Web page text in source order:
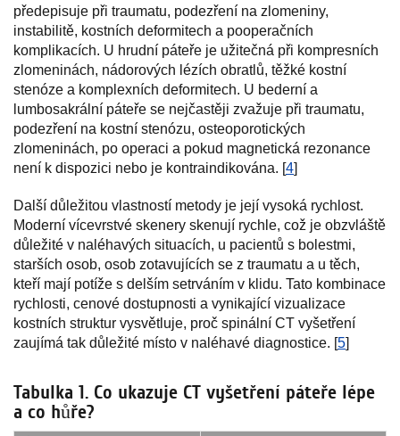
předepisuje při traumatu, podezření na zlomeniny,
instabilitě, kostních deformitech a pooperačních
komplikacích. U hrudní páteře je užitečná při kompresních
zlomeninách, nádorových lézích obratlů, těžké kostní
stenóze a komplexních deformitech. U bederní a
lumbosakrální páteře se nejčastěji zvažuje při traumatu,
podezření na kostní stenózu, osteoporotických
zlomeninách, po operaci a pokud magnetická rezonance
není k dispozici nebo je kontraindikována. [4]
Další důležitou vlastností metody je její vysoká rychlost.
Moderní vícevrstvé skenery skenují rychle, což je obzvláště
důležité v naléhavých situacích, u pacientů s bolestmi,
starších osob, osob zotavujících se z traumatu a u těch,
kteří mají potíže s delším setrváním v klidu. Tato kombinace
rychlosti, cenové dostupnosti a vynikající vizualizace
kostních struktur vysvětluje, proč spinální CT vyšetření
zaujímá tak důležité místo v naléhavé diagnostice. [5]
Tabulka 1. Co ukazuje CT vyšetření páteře lépe
a co hůře?